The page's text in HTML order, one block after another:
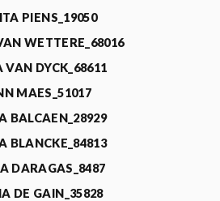
PIENS_19050
WETTERE_68016
VAN DYCK_68611
MAES_51017
BALCAEN_28929
BLANCKE_84813
DARAGAS_8487
DE GAIN_35828